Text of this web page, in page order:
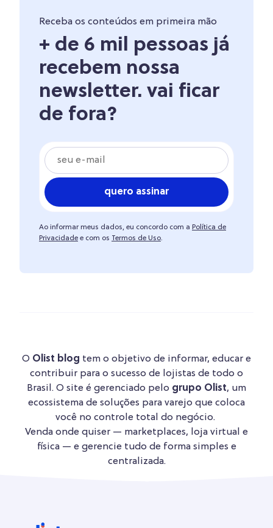
Receba os conteúdos em primeira mão
+ de 6 mil pessoas já
recebem nossa
newsletter. vai ficar
de fora?
quero assinar
Ao informar meus dados, eu concordo com a Política de
Privacidade e com os Termos de Uso.
O Olist blog tem o objetivo de informar, educar e
contribuir para o sucesso de lojistas de todo o
Brasil. O site é gerenciado pelo grupo Olist, um
ecossistema de soluções para varejo que coloca
você no controle total do negócio.
Venda onde quiser — marketplaces, loja virtual e
física — e gerencie tudo de forma simples e
centralizada.